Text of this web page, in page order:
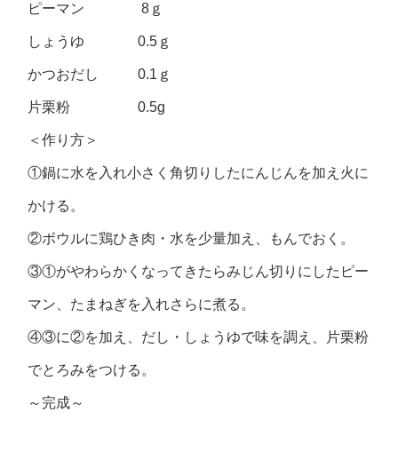
ピーマン 8ｇ
しょうゆ 0.5ｇ
かつおだし 0.1ｇ
片栗粉 0.5g
＜作り方＞
①鍋に水を入れ小さく角切りしたにんじんを加え火に
かける。
②ボウルに鶏ひき肉・水を少量加え、もんでおく。
③①がやわらかくなってきたらみじん切りにしたピー
マン、たまねぎを入れさらに煮る。
④③に②を加え、だし・しょうゆで味を調え、片栗粉
でとろみをつける。
～完成～